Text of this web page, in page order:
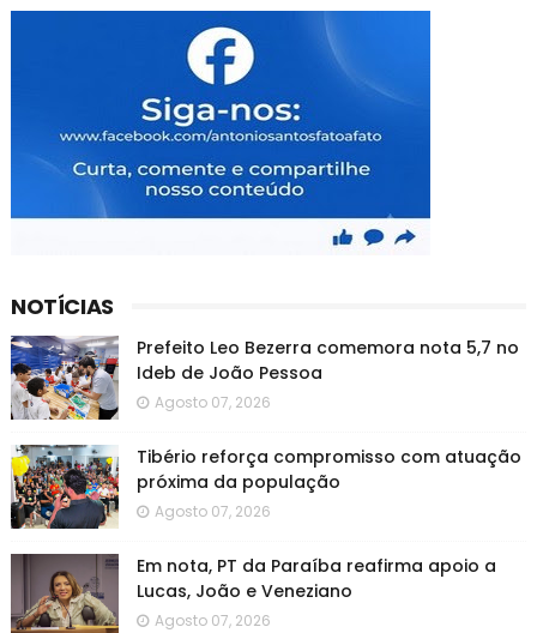
NOTÍCIAS
Prefeito Leo Bezerra comemora nota 5,7 no
Ideb de João Pessoa
Agosto 07, 2026
Tibério reforça compromisso com atuação
próxima da população
Agosto 07, 2026
Em nota, PT da Paraíba reafirma apoio a
Lucas, João e Veneziano
Agosto 07, 2026